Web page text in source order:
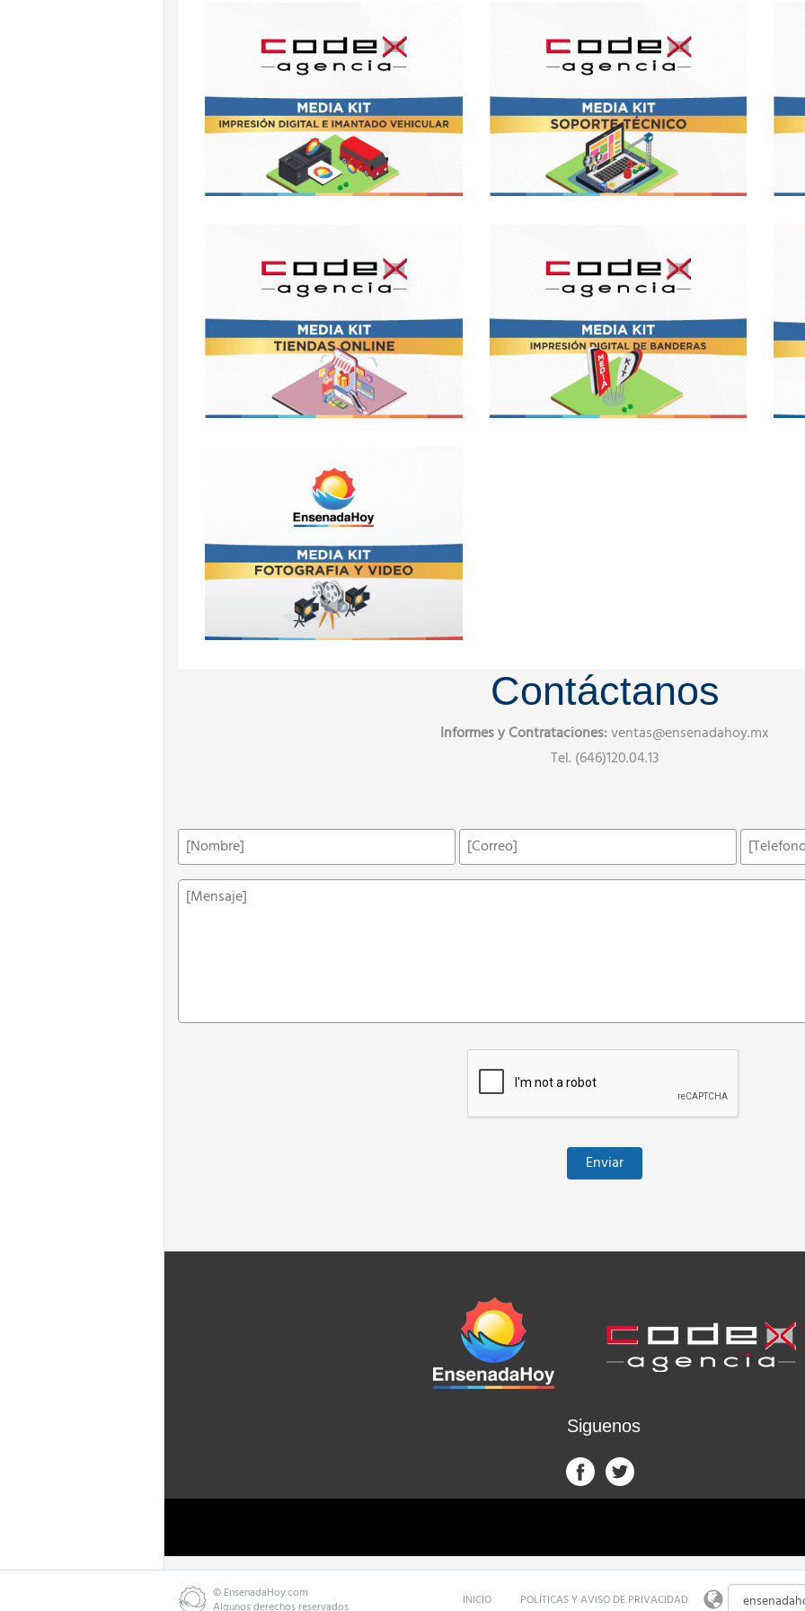
Contáctanos
Informes y Contrataciones:ventas@ensenadahoy.mx
Tel. (646)120.04.13
Nombre Correo Telefono
Siguenos
© EnsenadaHoy.com
Algunos derechos reservados
INICIO POLÍTICAS Y AVISO DE PRIVACIDAD